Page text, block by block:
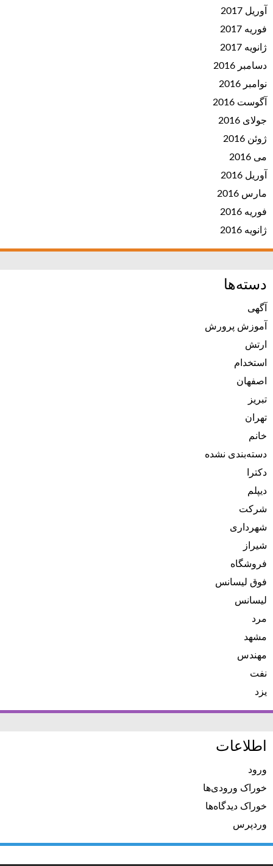
آوریل 2017
فوریه 2017
ژانویه 2017
دسامبر 2016
نوامبر 2016
آگوست 2016
جولای 2016
ژوئن 2016
می 2016
آوریل 2016
مارس 2016
فوریه 2016
ژانویه 2016
دسته‌ها
آگهی
آموزش پرورش
ارتش
استخدام
اصفهان
تبریز
تهران
خانم
دسته‌بندی نشده
دکترا
دیپلم
شرکت
شهرداری
شیراز
فروشگاه
فوق لیسانس
لیسانس
مرد
مشهد
مهندس
نفت
یزد
اطلاعات
ورود
خوراک ورودی‌ها
خوراک دیدگاه‌ها
وردپرس